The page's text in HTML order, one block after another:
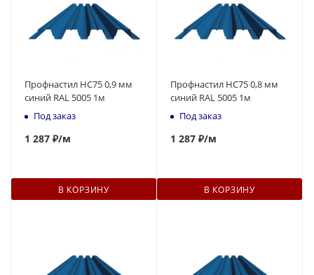
Профнастил НС75 0,9 мм
синий RAL 5005 1м
Под заказ
1 287 ₽/м
В КОРЗИНУ
Профнастил НС75 0,8 мм
синий RAL 5005 1м
Под заказ
1 287 ₽/м
В КОРЗИНУ